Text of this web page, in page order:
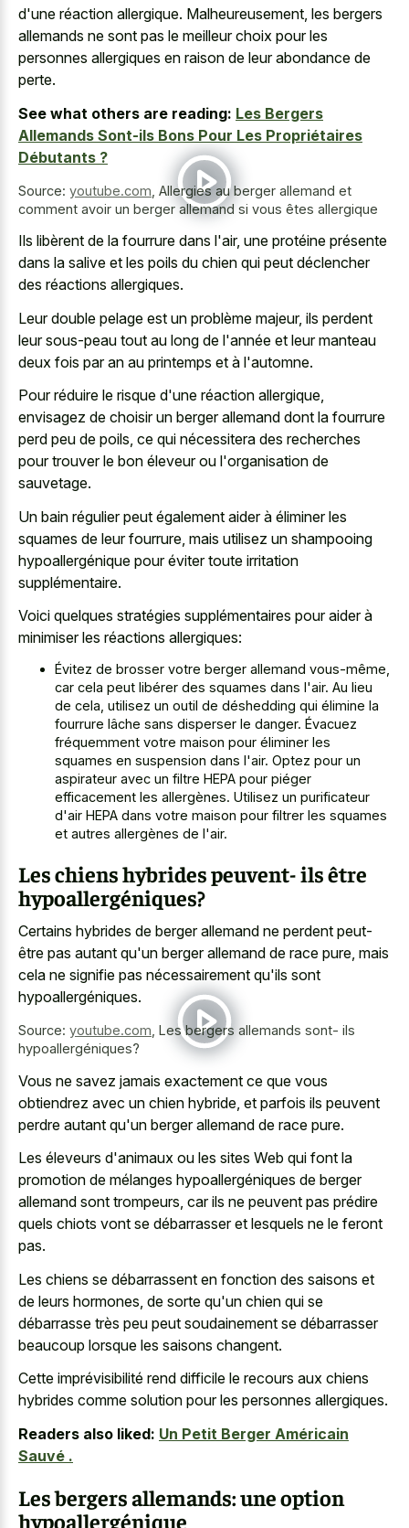
d'une réaction allergique. Malheureusement, les bergers
allemands ne sont pas le meilleur choix pour les
personnes allergiques en raison de leur abondance de
perte.
See what others are reading: Les Bergers
Allemands Sont-ils Bons Pour Les Propriétaires
Débutants ?
Source: youtube.com Allergies au berger allemand et
comment avoir un berger allemand si vous êtes allergique
Ils libèrent de la fourrure dans l'air, une protéine présente
dans la salive et les poils du chien qui peut déclencher
des réactions allergiques.
Leur double pelage est un problème majeur, ils perdent
leur sous-peau tout au long de l'année et leur manteau
deux fois par an au printemps et à l'automne.
Pour réduire le risque d'une réaction allergique,
envisagez de choisir un berger allemand dont la fourrure
perd peu de poils, ce qui nécessitera des recherches
pour trouver le bon éleveur ou l'organisation de
sauvetage.
Un bain régulier peut également aider à éliminer les
squames de leur fourrure, mais utilisez un shampooing
hypoallergénique pour éviter toute irritation
supplémentaire.
Voici quelques stratégies supplémentaires pour aider à
minimiser les réactions allergiques:
Évitez de brosser votre berger allemand vous-même,
car cela peut libérer des squames dans l'air. Au lieu
de cela, utilisez un outil de déshedding qui élimine la
fourrure lâche sans disperser le danger. Évacuez
fréquemment votre maison pour éliminer les
squames en suspension dans l'air. Optez pour un
aspirateur avec un filtre HEPA pour piéger
efficacement les allergènes. Utilisez un purificateur
d'air HEPA dans votre maison pour filtrer les squames
et autres allergènes de l'air.
Les chiens hybrides peuvent- ils être
hypoallergéniques?
Certains hybrides de berger allemand ne perdent peut-
être pas autant qu'un berger allemand de race pure, mais
cela ne signifie pas nécessairement qu'ils sont
hypoallergéniques.
Source: youtube.com Les bergers allemands sont- ils
hypoallergéniques?
Vous ne savez jamais exactement ce que vous
obtiendrez avec un chien hybride, et parfois ils peuvent
perdre autant qu'un berger allemand de race pure.
Les éleveurs d'animaux ou les sites Web qui font la
promotion de mélanges hypoallergéniques de berger
allemand sont trompeurs, car ils ne peuvent pas prédire
quels chiots vont se débarrasser et lesquels ne le feront
pas.
Les chiens se débarrassent en fonction des saisons et
de leurs hormones, de sorte qu'un chien qui se
débarrasse très peu peut soudainement se débarrasser
beaucoup lorsque les saisons changent.
Cette imprévisibilité rend difficile le recours aux chiens
hybrides comme solution pour les personnes allergiques.
Readers also liked: Un Petit Berger Américain
Sauvé .
Les bergers allemands: une option
hypoallergénique